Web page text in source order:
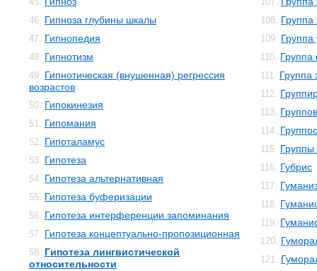
46. Гипноза глубины шкалы
47. Гипнопедия
48. Гипнотизм
49. Гипнотическая (внушенная) регрессия
возрастов
50. Гипокинезия
51. Гипомания
52. Гипоталамус
53. Гипотеза
54. Гипотеза альтернативная
55. Гипотеза буферизации
56. Гипотеза интерференции запоминания
57. Гипотеза концептуально-пропозиционная
58. Гипотеза лингвистической
относительности
108. Группа
109. Группа
110.
111. Группа
112.
113.
114.
115. Группы
116. Губрис
117.
118.
119.
120.
121.